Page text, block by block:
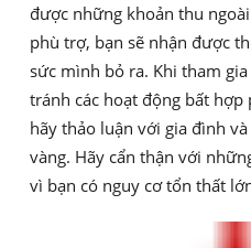
được những khoản thu
phù trợ, bạn sẽ nhận được
sức mình bỏ ra. Khi tham
tránh các hoạt động bất
hãy thảo luận với gia đình
vàng. Hãy cẩn thận với
vì bạn có nguy cơ tổn thất